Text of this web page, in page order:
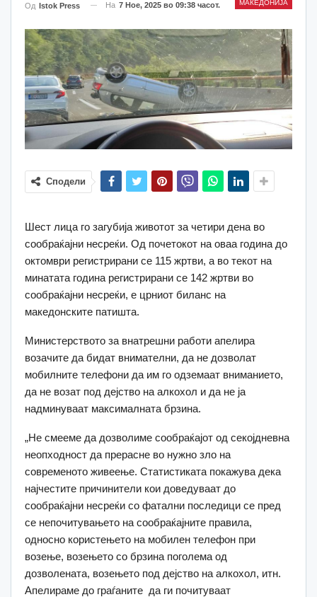
МАКЕДОНИЈА
Од Istok Press На 7 Ное, 2025 во 09:38 часот.
Сподели
Шест лица го загубија животот за четири дена во
сообраќајни несреќи. Од почетокот на оваа година до
октомври регистрирани се 115 жртви, а во текот на
минатата година регистрирани се 142 жртви во
сообраќајни несреќи, е црниот биланс на
македонските патишта.
Министерството за внатрешни работи апелира
возачите да бидат внимателни, да не дозволат
мобилните телефони да им го одземаат вниманието,
да не возат под дејство на алкохол и да не ја
надминуваат максималната брзина.
„Не смееме да дозволиме сообраќајот од секојдневна
неопходност да прерасне во нужно зло на
современото живеење. Статистиката покажува дека
најчестите причинители кои доведуваат до
сообраќајни несреќи со фатални последици се пред
се непочитувањето на сообраќајните правила,
односно користењето на мобилен телефон при
возење, возењето со брзина поголема од
дозволената, возењето под дејство на алкохол, итн.
Апелираме до граѓаните да ги почитуваат